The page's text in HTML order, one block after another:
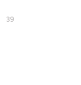
39